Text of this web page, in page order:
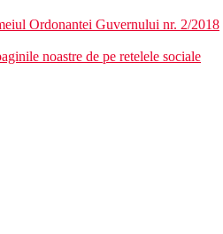
Ordonantei Guvernului nr. 2/2018
noastre de pe retelele sociale